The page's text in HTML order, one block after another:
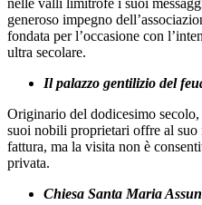
generoso impegno
fondata per l’occasione con
ultra secolare.
Il palazzo gentilizio del
Originario del dodicesimo secolo,
suoi nobili proprietari offre al
fattura, ma la visita non è
privata.
Chiesa Santa Maria